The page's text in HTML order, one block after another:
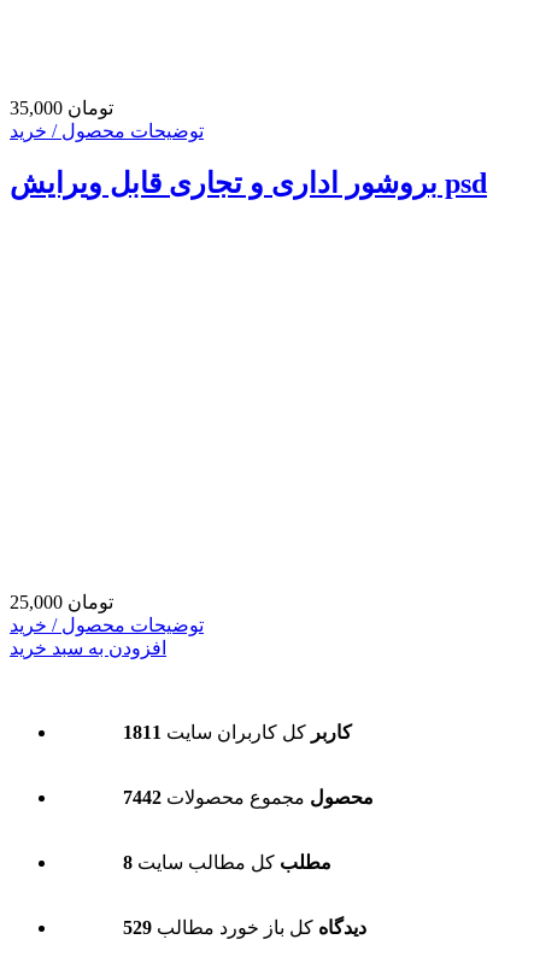
35,000 تومان
توضیحات محصول / خرید
بروشور اداری و تجاری قابل ویرایش psd
25,000 تومان
توضیحات محصول / خرید
افزودن به سبد خرید
1811 کاربر کل کاربران سایت
7442 محصول مجموع محصولات
8 مطلب کل مطالب سایت
529 دیدگاه کل باز خورد مطالب